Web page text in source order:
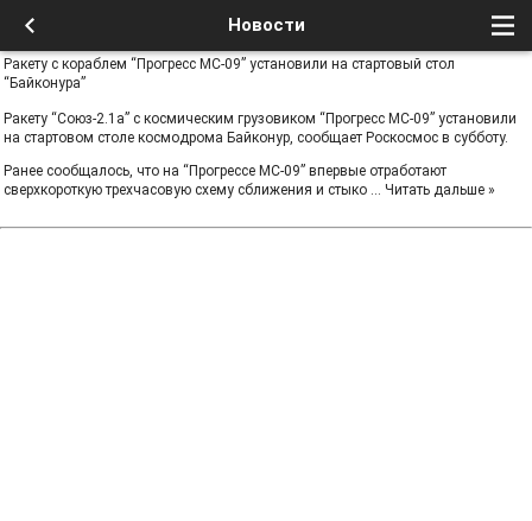
Новости
Ракету с кораблем “Прогресс МС-09” установили на стартовый стол
“Байконура”
Ракету “Союз-2.1а” с космическим грузовиком “Прогресс МС-09” установили
на стартовом столе космодрома Байконур, сообщает Роскосмос в субботу.
Ранее сообщалось, что на “Прогрессе МС-09” впервые отработают
сверхкороткую трехчасовую схему сближения и стыко ... Читать дальше »